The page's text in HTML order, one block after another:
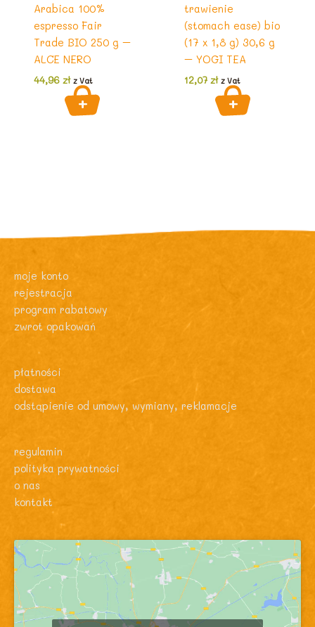
Arabica 100%
espresso Fair
Trade BIO 250 g –
ALCE NERO
44,96 zł z Vat
trawienie
(stomach ease) bio
(17 x 1,8 g) 30,6 g
– YOGI TEA
12,07zł z Vat
moje konto
rejestracja
program rabatowy
zwrot opakowań
płatności
dostawa
odstąpienie od umowy, wymiany, reklamacje
regulamin
polityka prywatności
o nas
kontakt